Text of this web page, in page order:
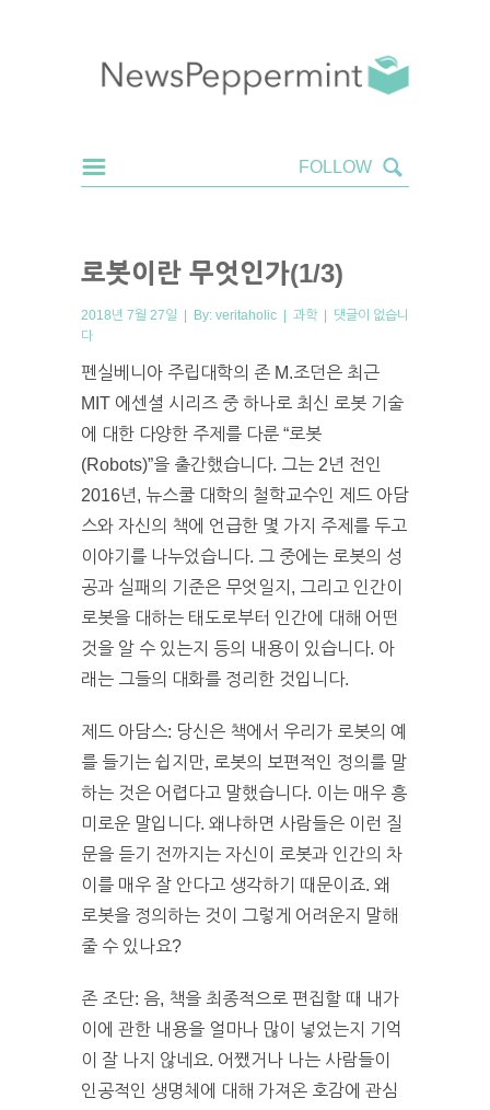
로봇이란 무엇인가(1/3)
2018년 7월 27일 | By: veritaholic | 과학 | 댓글이 없습니
다
펜실베니아 주립대학의 존 M.조던은 최근
MIT 에센셜 시리즈 중 하나로 최신 로봇 기술
에 대한 다양한 주제를 다룬 “로봇
(Robots)”을 출간했습니다. 그는 2년 전인
2016년, 뉴스쿨 대학의 철학교수인 제드 아담
스와 자신의 책에 언급한 몇 가지 주제를 두고
이야기를 나누었습니다. 그 중에는 로봇의 성
공과 실패의 기준은 무엇일지, 그리고 인간이
로봇을 대하는 태도로부터 인간에 대해 어떤
것을 알 수 있는지 등의 내용이 있습니다. 아
래는 그들의 대화를 정리한 것입니다.
제드 아담스: 당신은 책에서 우리가 로봇의 예
를 들기는 쉽지만, 로봇의 보편적인 정의를 말
하는 것은 어렵다고 말했습니다. 이는 매우 흥
미로운 말입니다. 왜냐하면 사람들은 이런 질
문을 듣기 전까지는 자신이 로봇과 인간의 차
이를 매우 잘 안다고 생각하기 때문이죠. 왜
로봇을 정의하는 것이 그렇게 어려운지 말해
줄 수 있나요?
존 조단: 음, 책을 최종적으로 편집할 때 내가
이에 관한 내용을 얼마나 많이 넣었는지 기억
이 잘 나지 않네요. 어쨌거나 나는 사람들이
인공적인 생명체에 대해 가져온 호감에 관심